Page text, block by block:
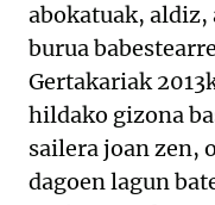
abokatuak, aldiz,
burua
Gertakariak
hildako gizona
sailera joan
dagoen lagun